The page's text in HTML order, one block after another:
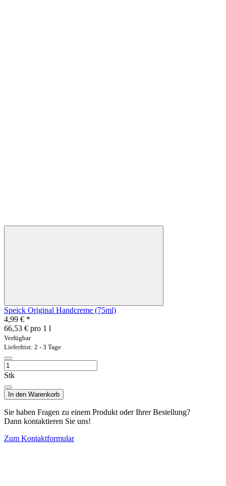
Speick Original Handcreme (75ml)
4,99 € *
66,53 € pro 1 l
Verfügbar
Lieferfrist: 2 - 3 Tage
Stk
In den Warenkorb
Sie haben Fragen zu einem Produkt oder Ihrer Bestellung?
Dann kontaktieren Sie uns!
Zum Kontaktformular